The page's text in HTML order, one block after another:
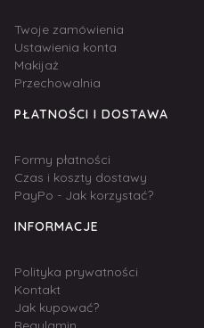
Twoje zamówienia
Ustawienia konta
Makijaż
Przechowalnia
PŁATNOŚCI I DOSTAWA
Formy płatności
Czas i koszty dostawy
PayPo - Jak korzystać?
INFORMACJE
Polityka prywatności
Kontakt
Jak kupować?